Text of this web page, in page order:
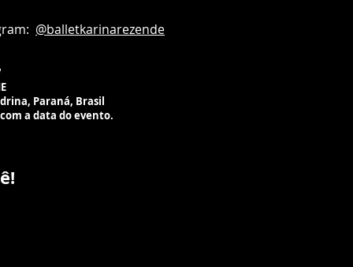
liberação de espaço
para aulas
@balletkarinarezende
Paraná, Brasil
a data do evento.